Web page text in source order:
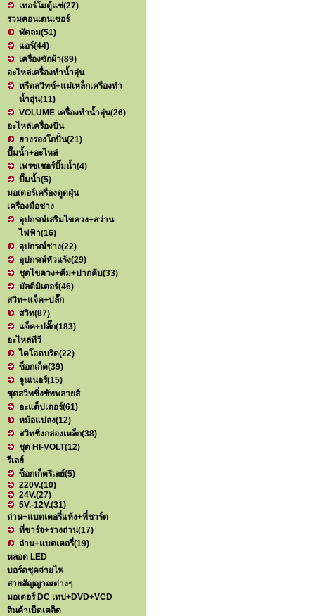
เทอร์โมตู้แช่(27)
รวมคอนเดนเซอร์
พัดลม(51)
แอร์(44)
เครื่องซักผ้า(89)
อะไหล่เครื่องทำน้ำอุ่น
หรีดสวิทซ์+แม่เหล็กเครื่องทำ
น้ำอุ่น(11)
VOLUME เครื่องทำน้ำอุ่น(26)
อะไหล่เครื่องปั่น
ยางรองโถปั่น(21)
ปั๊มน้ำ+อะไหล่
เพรชเชอร์ปั๊มน้ำ(4)
ปั๊มน้ำ(5)
มอเตอร์เครื่องดูดฝุ่น
เครื่องมือช่าง
อุปกรณ์เสริมไขควง+สว่าน
ไฟฟ้า(16)
อุปกรณ์ช่าง(22)
อุปกรณ์หัวแร้ง(29)
ชุดไขควง+คีม+ปากคีบ(33)
มัลติมิเตอร์(46)
สวิท+แจ็ค+ปลั๊ก
สวิท(87)
แจ็ค+ปลั๊ก(183)
อะไหล่ทีวี
ไดโอดบริด(22)
ซ็อกเก็ต(39)
จูนเนอร์(15)
ชุดสวิทชิ่งซัพพลายส์
อะแด็ปเตอร์(61)
หม้อแปลง(12)
สวิทชิ่งกล่องเหล็ก(38)
ชุด HI-VOLT(12)
รีเลย์
ซ็อกเก็ตรีเลย์(5)
220V.(10)
24V.(27)
5V.-12V.(31)
ถ่าน+แบตเตอรี่แห้ง+ที่ชาร์ต
ที่ชาร์จ+รางถ่าน(17)
ถ่าน+แบตเตอรี่(19)
หลอด LED
บอร์ดชุดจ่ายไฟ
สายสัญญาณต่างๆ
มอเตอร์ DC เทป+DVD+VCD
สินค้าเบ็ดเตล็ด